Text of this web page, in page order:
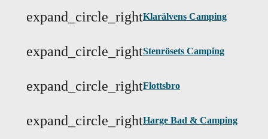
expand_circle_rightKlarälvens Camping
expand_circle_rightStenrösets Camping
expand_circle_rightFlottsbro
expand_circle_rightHarge Bad & Camping